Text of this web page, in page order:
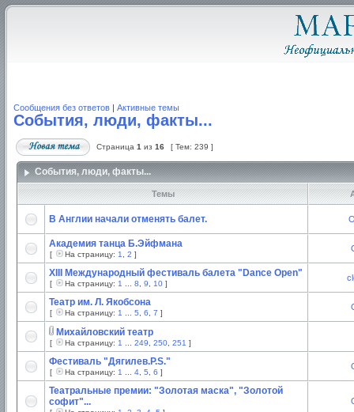
Сообщения без ответов | Активные темы
События, люди, факты...
Страница 1 из 16 [ Тем: 239 ]
События, люди, факты...
Темы
В Англии начали отменять балет.
Академия танца Б.Эйфмана
[ На страницу: 1 2 ]
XIII Международный фестиваль балета "Dance Open"
[ На страницу: 1 8 9 10 ]
Театр им. Л. Якобсона
[ На страницу: 1 5 6 7 ]
Михайловский театр
[ На страницу: 1 249 250 251 ]
Фестиваль "Дягилев.P.S."
[ На страницу: 1 4 5 6 ]
Театральные премии: "Золотая маска", "Золотой
софит"...